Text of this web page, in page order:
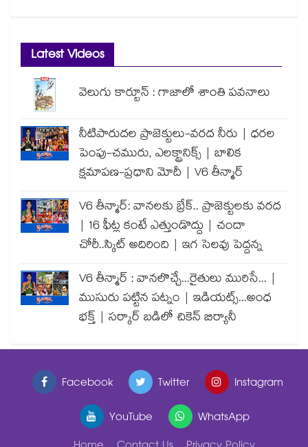
Latest Videos
వెలుగు కార్టూన్ : గాజాలో శాంతి పవనాలు
నీటిపారుదల ప్రాజెక్టులు-వరద నీరు | ధరల
పెంపు-చమురు, ఎలక్ట్రానిక్స్ | బాలిక
క్షమాపణ-ప్రధాని మోదీ | V6 తీన్మార్
V6 తీన్మార్: వానలకు బ్రేక్.. ప్రాజెక్టులకు వరద
| 16 ఫీట్ల కంటే ఎత్తుండొద్దు | చందా
చోరీ..స్కిట్ అదిరింది | ఇగ సెలవు పెద్దన్న
V6 తీన్మార్ : వానలొచ్చే...రైతులు మురిసే... |
ముసురు పట్టిన పట్నం | ఇడియట్స్...అంధ
భక్త్ | సర్కార్ బడిలో చికెన్ బిర్యానీ
Facebook Twitter
Instagram
YouTube
WhatsApp